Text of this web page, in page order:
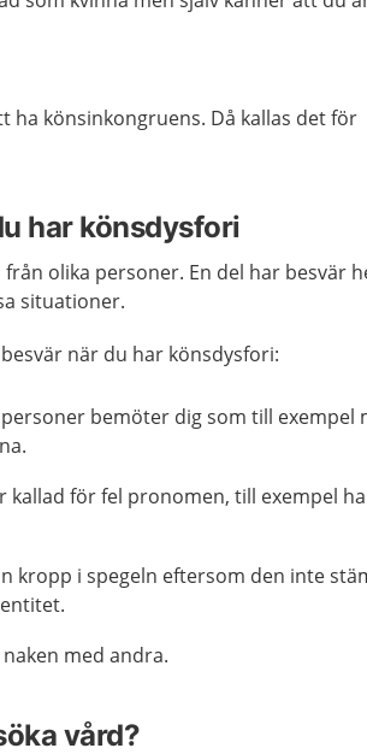
ha könsinkongruens. Då kallas det för
har könsdysfori
olika personer. En del har besvär
situationer.
när du har könsdysfori:
bemöter dig som till exempel
kallad för fel pronomen, till exempel
kropp i spegeln eftersom den inte
med andra.
vård?